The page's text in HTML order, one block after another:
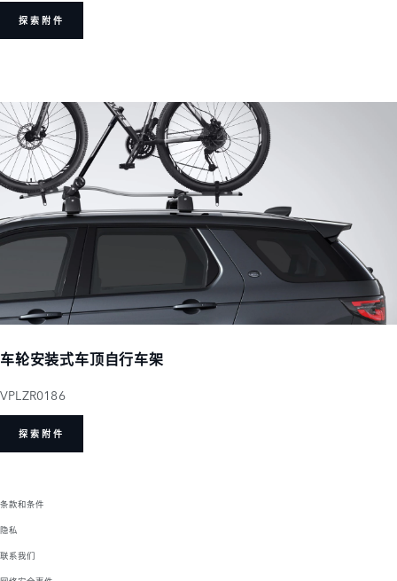
探索附件
车轮安装式车顶自行车架
VPLZR0186
探索附件
条款和条件
隐私
联系我们